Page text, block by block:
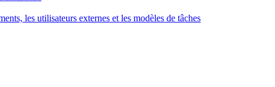
les utilisateurs externes et les modèles de tâches